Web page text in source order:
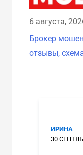
6 августа,
Брокер
отзывы,
ИРИНА
30